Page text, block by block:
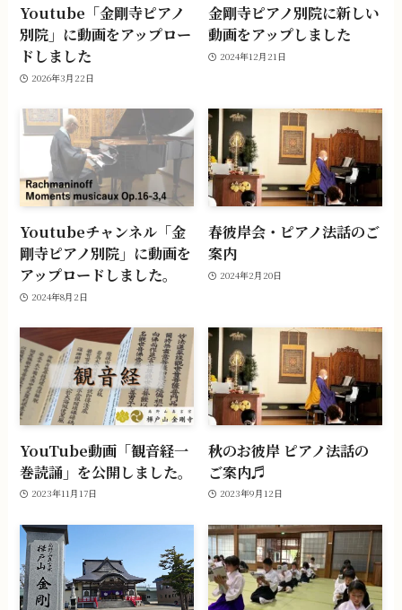
Youtube「金剛寺ピアノ
別院」に動画をアップロー
ドしました
2026年3月22日
金剛寺ピアノ別院に新しい
動画をアップしました
2024年12月21日
Youtubeチャンネル「金
剛寺ピアノ別院」に動画を
アップロードしました。
2024年8月2日
春彼岸会・ピアノ法話のご
案内
2024年2月20日
YouTube動画「観音経一
巻読誦」を公開しました。
2023年11月17日
秋のお彼岸 ピアノ法話の
ご案内♬
2023年9月12日